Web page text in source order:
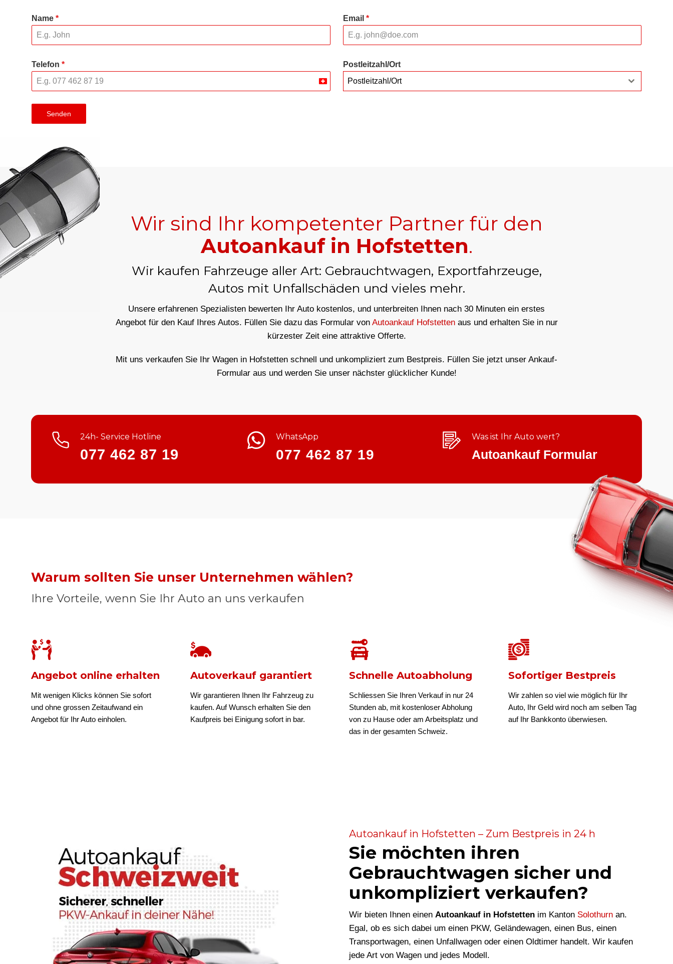
Name * Email *
Telefon *
Switzerland
Postleitzahl/Ort
Postleitzahl/Ort
Senden
Wir sind Ihr kompetenter Partner für den
Autoankauf in Hofstetten.
Wir kaufen Fahrzeuge aller Art: Gebrauchtwagen, Exportfahrzeuge,
Autos mit Unfallschäden und vieles mehr.
Unsere erfahrenen Spezialisten bewerten Ihr Auto kostenlos, und unterbreiten Ihnen nach 30 Minuten ein erstes
Angebot für den Kauf Ihres Autos. Füllen Sie dazu das Formular von Autoankauf Hofstettenaus und erhalten Sie in nur
kürzester Zeit eine attraktive Offerte.
Mit uns verkaufen Sie Ihr Wagen in Hofstetten schnell und unkompliziert zum Bestpreis. Füllen Sie jetzt unser Ankauf-
Formular aus und werden Sie unser nächster glücklicher Kunde!
24h- Service Hotline
077 462 87 19
WhatsApp
077 462 87 19
Was ist Ihr Auto wert?
Autoankauf Formular
Warum sollten Sie unser Unternehmen wählen?
Ihre Vorteile, wenn Sie Ihr Auto an uns verkaufen
Angebot online erhalten
Mit wenigen Klicks können Sie sofort
und ohne grossen Zeitaufwand ein
Angebot für Ihr Auto einholen.
Autoverkauf garantiert
Wir garantieren Ihnen Ihr Fahrzeug zu
kaufen. Auf Wunsch erhalten Sie den
Kaufpreis bei Einigung sofort in bar.
Schnelle Autoabholung
Schliessen Sie Ihren Verkauf in nur 24
Stunden ab, mit kostenloser Abholung
von zu Hause oder am Arbeitsplatz und
das in der gesamten Schweiz.
Sofortiger Bestpreis
Wir zahlen so viel wie möglich für Ihr
Auto, Ihr Geld wird noch am selben Tag
auf Ihr Bankkonto überwiesen.
Autoankauf in Hofstetten – Zum Bestpreis in 24 h
Sie möchten ihren
Gebrauchtwagen sicher und
unkompliziert verkaufen?
Wir bieten Ihnen einen Autoankauf in Hofstetten im Kanton Solothurn an.
Egal, ob es sich dabei um einen PKW, Geländewagen, einen Bus, einen
Transportwagen, einen Unfallwagen oder einen Oldtimer handelt. Wir kaufen
jede Art von Wagen und jedes Modell.